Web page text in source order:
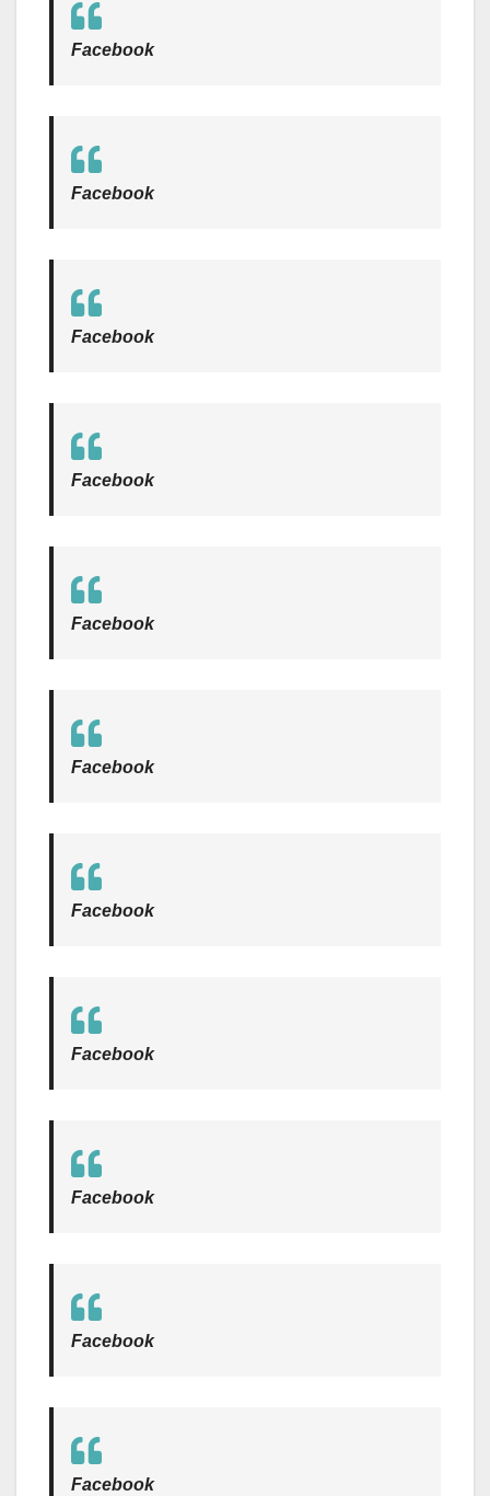
Facebook
Facebook
Facebook
Facebook
Facebook
Facebook
Facebook
Facebook
Facebook
Facebook
Facebook